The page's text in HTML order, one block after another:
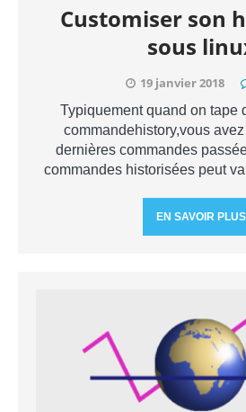
Customiser son
sous
19 janvier 2018
Typiquement quand on tape
commandehistory,vous
dernières commandes
commandes historisées peut
EN SAVOIR PLUS